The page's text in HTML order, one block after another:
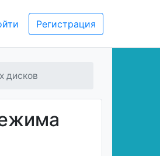
Регистрация
дисков